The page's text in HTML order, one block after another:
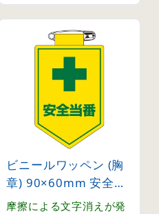
ビニールワッペン (胸
章) 90×60mm 安全ピ
ン式 安全当番 (12600
摩擦による文字消えが発